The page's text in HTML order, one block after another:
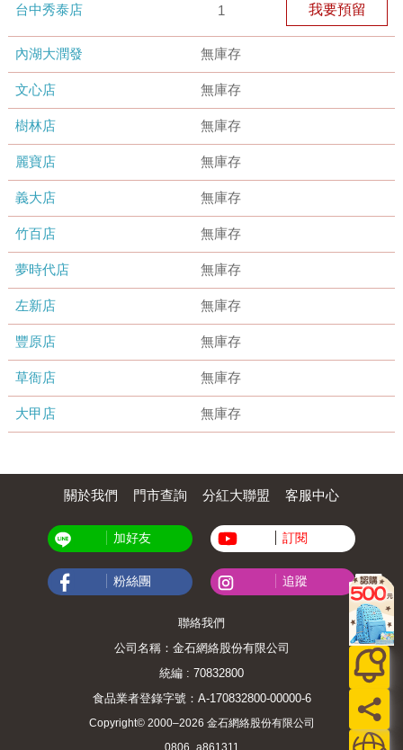
台中秀泰店 1 我要預留
內湖大潤發 無庫存
文心店 無庫存
樹林店 無庫存
麗寶店 無庫存
義大店 無庫存
竹百店 無庫存
夢時代店 無庫存
左新店 無庫存
豐原店 無庫存
草衙店 無庫存
大甲店 無庫存
關於我們 門市查詢 分紅大聯盟 客服中心
加好友 訂閱
粉絲團 追蹤
聯絡我們
公司名稱：金石網絡股份有限公司
統編 : 70832800
食品業者登錄字號：A-170832800-00000-6
Copyright© 2000–2026 金石網絡股份有限公司